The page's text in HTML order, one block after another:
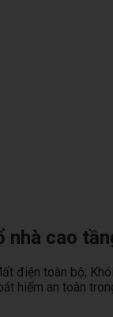
nhà cao
điện toàn bộ;
hiểm an toàn